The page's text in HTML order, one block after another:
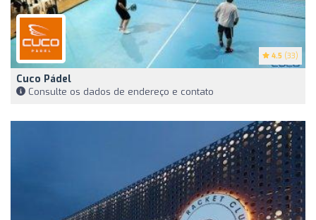
4.5 (33)
Cuco Pádel
Consulte os dados de endereço e contato